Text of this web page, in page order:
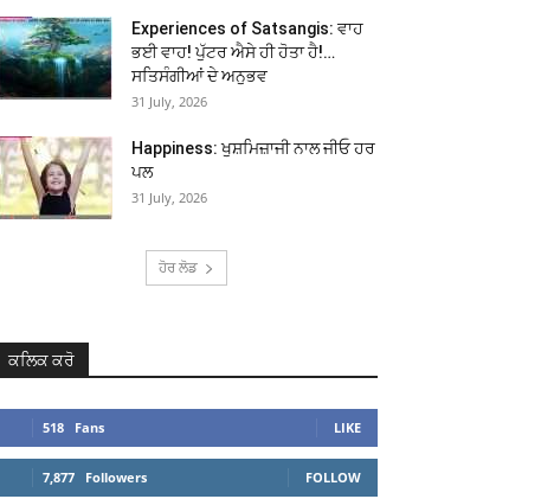
Experiences of Satsangis: ਵਾਹ
ਭਈ ਵਾਹ! ਪੁੱਟਰ ਐਸੇ ਹੀ ਹੋਤਾ ਹੈ!…
ਸਤਿਸੰਗੀਆਂ ਦੇ ਅਨੁਭਵ
31 July, 2026
Happiness: ਖੁਸ਼ਮਿਜ਼ਾਜੀ ਨਾਲ ਜੀਓ ਹਰ
ਪਲ
31 July, 2026
ਹੋਰ ਲੋਡ
ਕਲਿਕ ਕਰੋ
518 Fans LIKE
7,877 Followers FOLLOW